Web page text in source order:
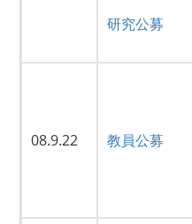
研究公募
08.9.22 教員公募